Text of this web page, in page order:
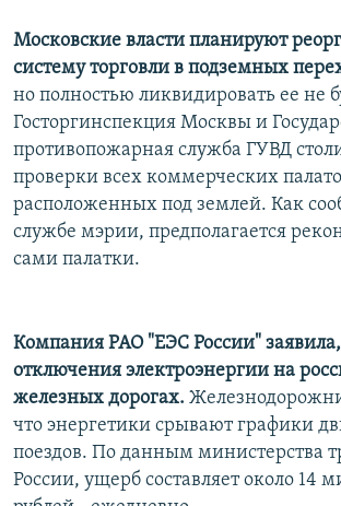
Московские власти планируют
систему торговли в подземных
но полностью ликвидировать ее не
Госторгинспекция Москвы и
противопожарная служба ГУВД
проверки всех коммерческих
расположенных под землей. Как
службе мэрии, предполагается
сами палатки.
Компания РАО "ЕЭС России"
отключения электроэнергии на
железных дорогах.
что энергетики срывают графики
поездов. По данным министерства
России, ущерб составляет около 14